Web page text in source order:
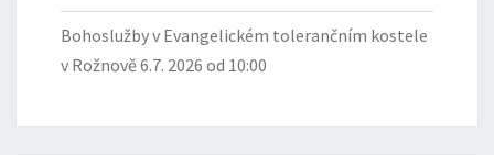
Bohoslužby v Evangelickém tolerančním kostele
v Rožnově 6.7. 2026 od 10:00